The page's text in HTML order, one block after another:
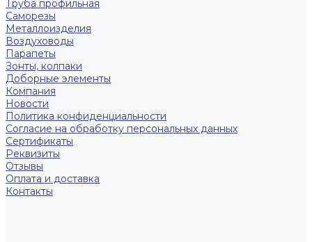
Труба профильная
Саморезы
Металлоизделия
Воздуховоды
Парапеты
Зонты, колпаки
Доборные элементы
Компания
Новости
Политика конфиденциальности
Согласие на обработку персональных данных
Сертификаты
Реквизиты
Отзывы
Оплата и доставка
Контакты